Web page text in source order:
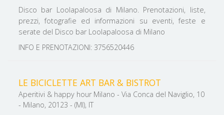
Disco bar Loolapaloosa di Milano. Prenotazioni, liste,
prezzi, fotografie ed informazioni su eventi, feste e
serate del Disco bar Loolapaloosa di Milano
INFO E PRENOTAZIONI: 3756520446
LE BICICLETTE ART BAR & BISTROT
Aperitivi & happy hour Milano - Via Conca del Naviglio, 10
- Milano, 20123 - (MI), IT